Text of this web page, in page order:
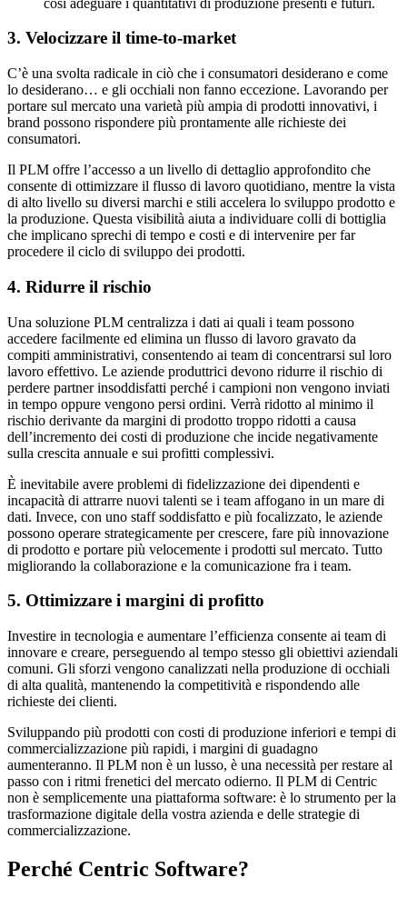
3. Velocizzare il time-to-market
C’è una svolta radicale in ciò che i consumatori desiderano e come
lo desiderano… e gli occhiali non fanno eccezione. Lavorando per
portare sul mercato una varietà più ampia di prodotti innovativi, i
brand possono rispondere più prontamente alle richieste dei
consumatori.
Il PLM offre l’accesso a un livello di dettaglio approfondito che
consente di ottimizzare il flusso di lavoro quotidiano, mentre la vista
di alto livello su diversi marchi e stili accelera lo sviluppo prodotto e
la produzione. Questa visibilità aiuta a individuare colli di bottiglia
che implicano sprechi di tempo e costi e di intervenire per far
procedere il ciclo di sviluppo dei prodotti.
4. Ridurre il rischio
Una soluzione PLM centralizza i dati ai quali i team possono
accedere facilmente ed elimina un flusso di lavoro gravato da
compiti amministrativi, consentendo ai team di concentrarsi sul loro
lavoro effettivo. Le aziende produttrici devono ridurre il rischio di
perdere partner insoddisfatti perché i campioni non vengono inviati
in tempo oppure vengono persi ordini. Verrà ridotto al minimo il
rischio derivante da margini di prodotto troppo ridotti a causa
dell’incremento dei costi di produzione che incide negativamente
sulla crescita annuale e sui profitti complessivi.
È inevitabile avere problemi di fidelizzazione dei dipendenti e
incapacità di attrarre nuovi talenti se i team affogano in un mare di
dati. Invece, con uno staff soddisfatto e più focalizzato, le aziende
possono operare strategicamente per crescere, fare più innovazione
di prodotto e portare più velocemente i prodotti sul mercato. Tutto
migliorando la collaborazione e la comunicazione fra i team.
5. Ottimizzare i margini di profitto
Investire in tecnologia e aumentare l’efficienza consente ai team di
innovare e creare, perseguendo al tempo stesso gli obiettivi aziendali
comuni. Gli sforzi vengono canalizzati nella produzione di occhiali
di alta qualità, mantenendo la competitività e rispondendo alle
richieste dei clienti.
Sviluppando più prodotti con costi di produzione inferiori e tempi di
commercializzazione più rapidi, i margini di guadagno
aumenteranno. Il PLM non è un lusso, è una necessità per restare al
passo con i ritmi frenetici del mercato odierno. Il PLM di Centric
non è semplicemente una piattaforma software: è lo strumento per la
trasformazione digitale della vostra azienda e delle strategie di
commercializzazione.
Perché Centric Software?